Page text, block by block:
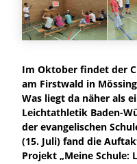
Im Oktober findet der
am Firstwald in
Was liegt da näher als
Leichtathletik Baden-
der evangelischen
(15. Juli) fand die
Projekt „Meine Schule: